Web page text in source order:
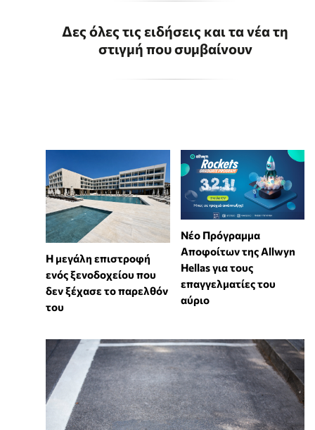
Δες όλες τις ειδήσεις και τα νέα τη
στιγμή που συμβαίνουν
Η μεγάλη επιστροφή
ενός ξενοδοχείου που
δεν ξέχασε το παρελθόν
του
Νέο Πρόγραμμα
Αποφοίτων της Allwyn
Hellas για τους
επαγγελματίες του
αύριο